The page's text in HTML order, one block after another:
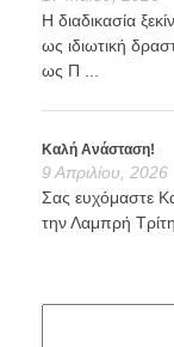
Η διαδικασία
ως ιδιωτική
ως Π ...
Καλή Ανάσταση!
9 Απριλίου, 2026
Σας ευχόμαστε
την Λαμπρή